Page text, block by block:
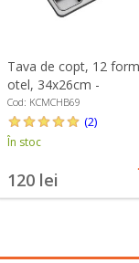
Tava de copt, 12
otel, 34x26cm -
MasterClass
Cod: KCMCHB69
(2)
În stoc
120 lei